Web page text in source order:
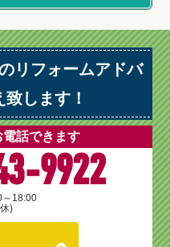
リフォームアドバ
します！
話できます
9922
～18:00
)